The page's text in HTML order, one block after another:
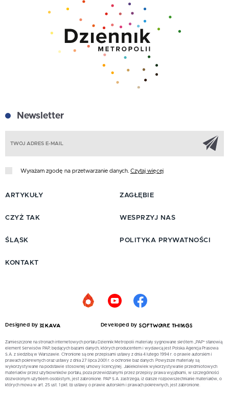
Newsletter
Wyrażam zgodę na przetwarzanie danych. Czytaj więcej
ARTYKUŁY
CZYŻ TAK
ŚLĄSK
ZAGŁĘBIE
WESPRZYJ NAS
POLITYKA PRYWATNOŚCI
KONTAKT
Designed by Developed by
Zamieszczone na stronach internetowych portalu Dziennik Metropolii materiały sygnowane skrótem „PAP” stanowią
element Serwisów PAP, będących bazami danych, których producentem i wydawcą jest Polska Agencja Prasowa
S.A. z siedzibą w Warszawie. Chronione są one przepisami ustawy z dnia 4 lutego 1994 r. o prawie autorskim i
prawach pokrewnych oraz ustawy z dnia 27 lipca 2001 r. o ochronie baz danych. Powyższe materiały są
wykorzystywane na podstawie stosownej umowy licencyjnej. Jakiekolwiek wykorzystywanie przedmiotowych
materiałów przez użytkowników portalu, poza przewidzianymi przez przepisy prawa wyjątkami, w szczególności
dozwolonym użytkiem osobistym, jest zabronione. PAP S.A. zastrzega, iż dalsze rozpowszechnianie materiałów, o
których mowa w art. 25 ust. 1 pkt. b) ustawy o prawie autorskim i prawach pokrewnych, jest zabronione.